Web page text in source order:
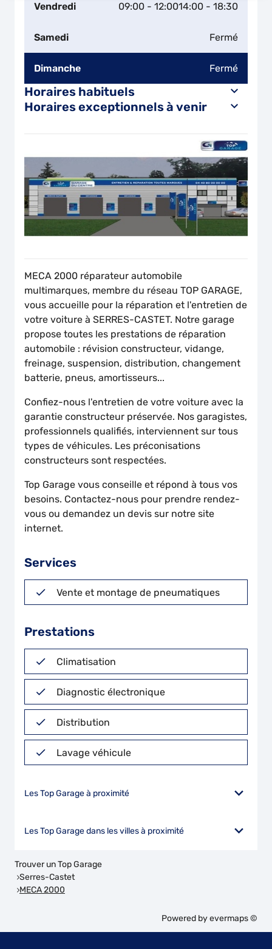
Vendredi 09:00 - 12:0014:00 - 18:30
Samedi Fermé
Dimanche Fermé
Horaires habituels
Horaires exceptionnels à venir
MECA 2000 réparateur automobile
multimarques, membre du réseau TOP GARAGE,
vous accueille pour la réparation et l'entretien de
votre voiture à SERRES-CASTET. Notre garage
propose toutes les prestations de réparation
automobile : révision constructeur, vidange,
freinage, suspension, distribution, changement
batterie, pneus, amortisseurs...
Confiez-nous l'entretien de votre voiture avec la
garantie constructeur préservée. Nos garagistes,
professionnels qualifiés, interviennent sur tous
types de véhicules. Les préconisations
constructeurs sont respectées.
Top Garage vous conseille et répond à tous vos
besoins. Contactez-nous pour prendre rendez-
vous ou demandez un devis sur notre site
internet.
Services
Vente et montage de pneumatiques
Prestations
Climatisation
Diagnostic électronique
Distribution
Lavage véhicule
Les Top Garage à proximité
Les Top Garage dans les villes à proximité
Trouver un Top Garage
Serres-Castet
MECA 2000
Powered byevermaps ©